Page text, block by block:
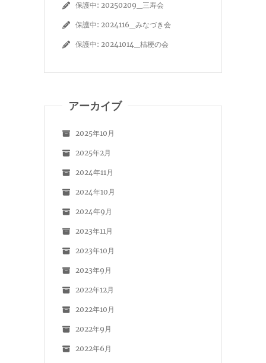
保護中: 20250209_三寿会
保護中: 2024116_みなづき会
保護中: 20241014_桔梗の会
アーカイブ
2025年10月
2025年2月
2024年11月
2024年10月
2024年9月
2023年11月
2023年10月
2023年9月
2022年12月
2022年10月
2022年9月
2022年6月